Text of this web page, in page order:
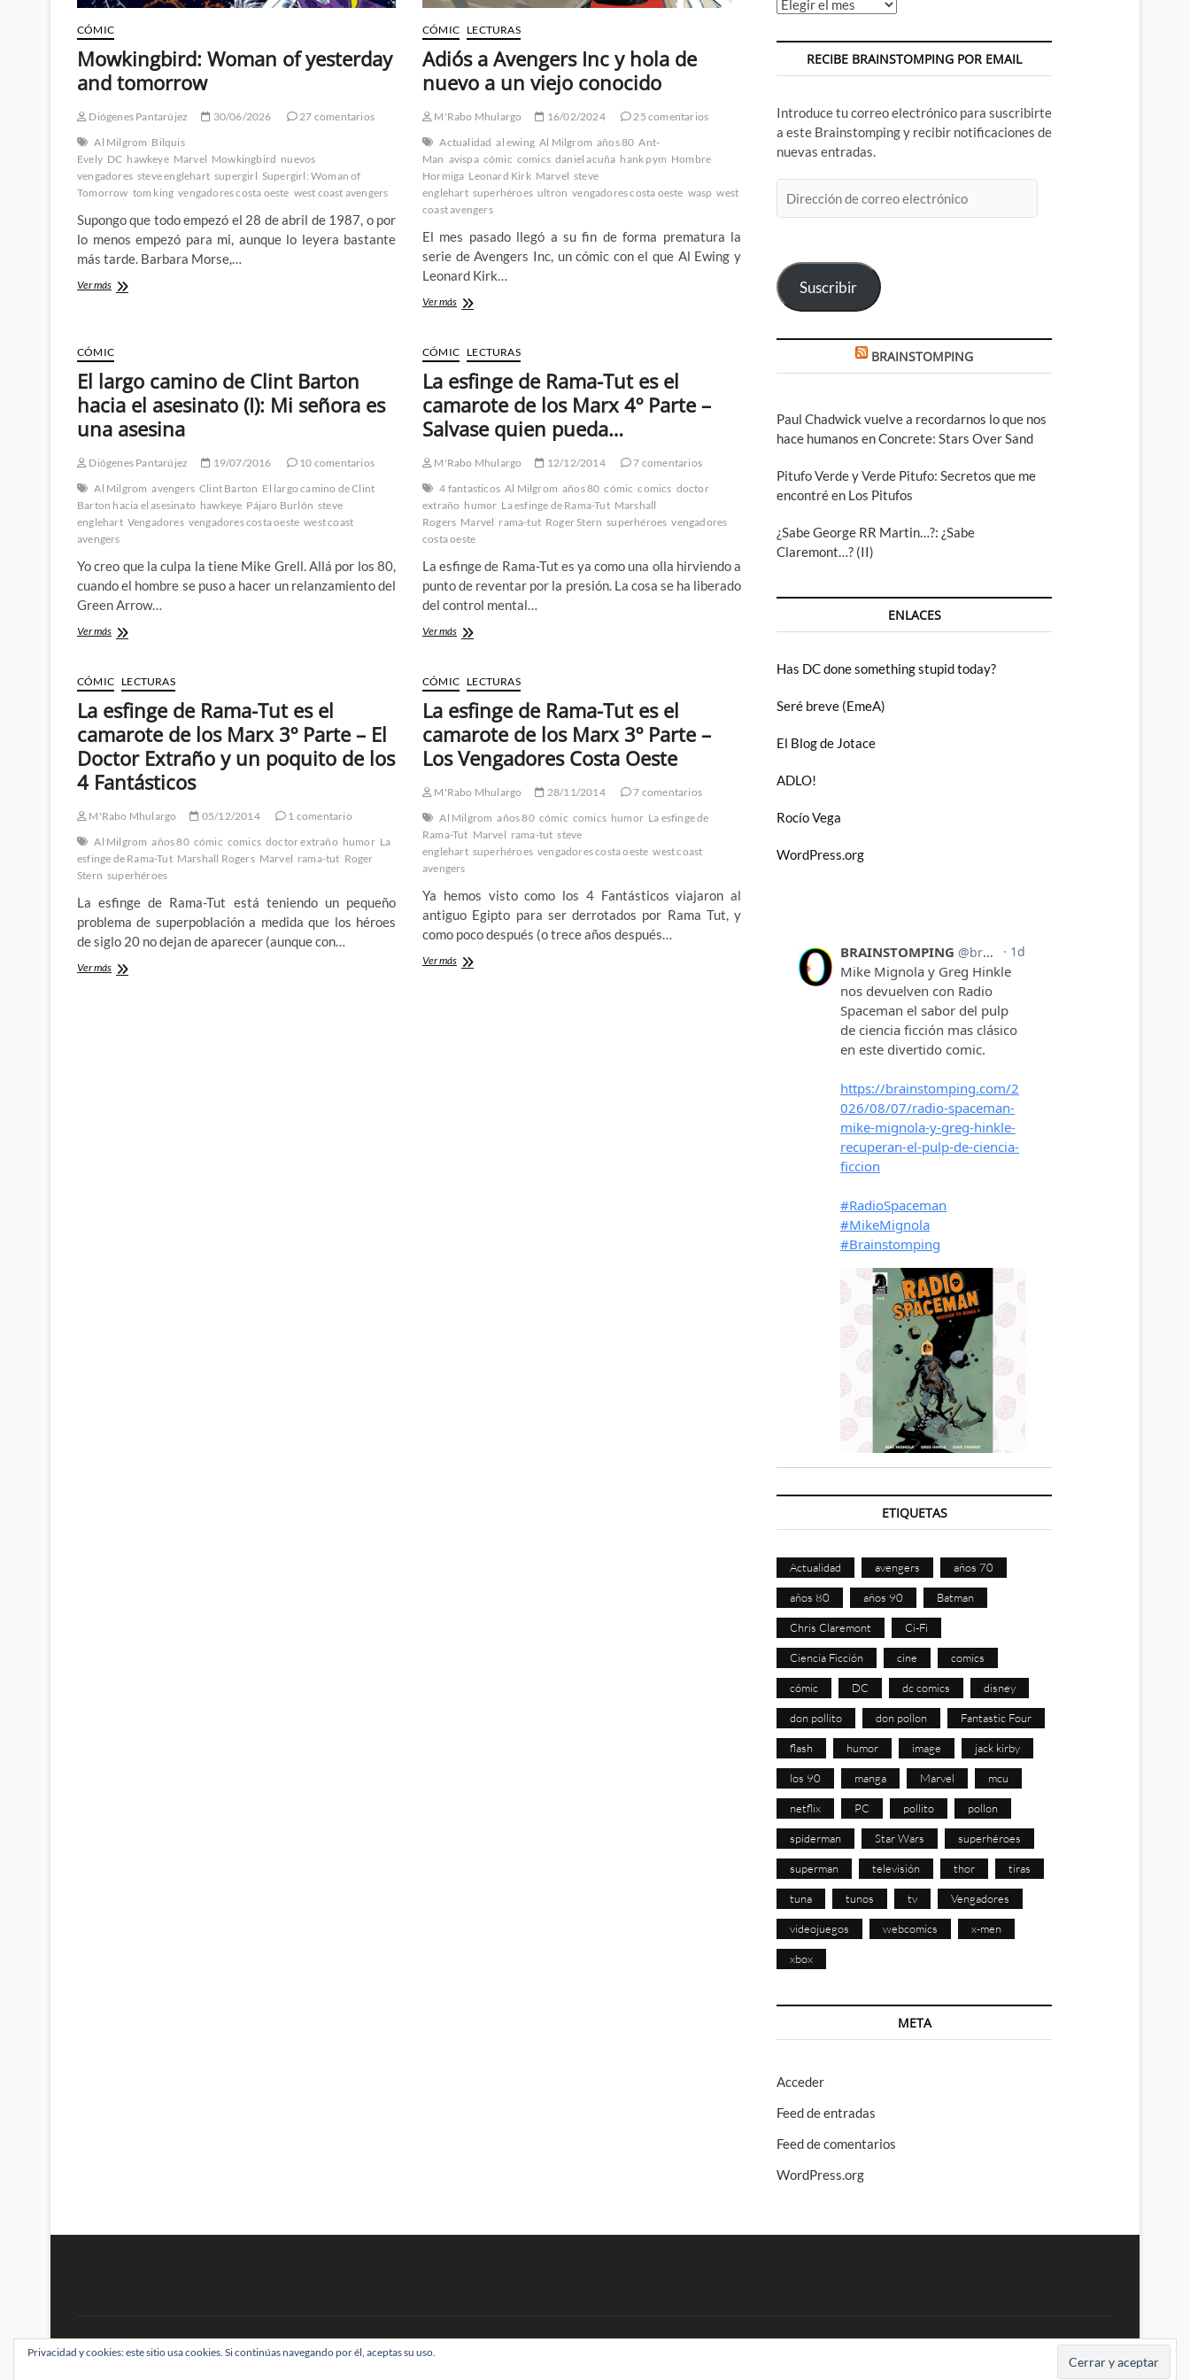
CÓMIC
Mowkingbird: Woman of yesterday
and tomorrow
Diógenes Pantarújez 30/06/2026
27 comentarios
Al Milgrom Bilquis
Evely DC hawkeye Marvel Mowkingbird nuevos
vengadores steve englehart supergirl Supergirl: Woman of
Tomorrow tom king vengadores costa oeste west coast avengers
Supongo que todo empezó el 28 de abril de 1987, o por
lo menos empezó para mi, aunque lo leyera bastante
más tarde. Barbara Morse,…
Ver másMowkingbird:
and
tomorrow
CÓMIC LECTURAS
Adiós a Avengers Inc y hola de
nuevo a un viejo conocido
M'Rabo Mhulargo 16/02/2024
25 comentarios
Actualidad al ewing Al Milgrom años 80 Ant-
Man avispa cómic comics daniel acuña hank pym Hombre
Hormiga Leonard Kirk Marvel steve
englehart superhéroes ultron vengadores costa oeste wasp west
coast avengers
El mes pasado llegó a su fin de forma prematura la
serie de Avengers Inc, un cómic con el que Al Ewing y
Leonard Kirk…
Ver másAdiós
Inc
y
hola
nuevo
a
viejo
CÓMIC
El largo camino de Clint Barton
hacia el asesinato (I): Mi señora es
una asesina
Diógenes Pantarújez 19/07/2016
10 comentarios
Al Milgrom avengers Clint Barton El largo camino de Clint
Barton hacia el asesinato hawkeye Pájaro Burlón steve
englehart Vengadores vengadores costa oeste west coast
avengers
Yo creo que la culpa la tiene Mike Grell. Allá por los 80,
cuando el hombre se puso a hacer un relanzamiento del
Green Arrow…
Ver másEl
de
Clint
Barton
el
asesinato
Mi
es
una
asesina
CÓMIC LECTURAS
La esfinge de Rama-Tut es el
camarote de los Marx 4º Parte –
Salvase quien pueda…
M'Rabo Mhulargo 12/12/2014
7 comentarios
4 fantasticos Al Milgrom años 80 cómic comics doctor
extraño humor La esfinge de Rama-Tut Marshall
Rogers Marvel rama-tut Roger Stern superhéroes vengadores
costa oeste
La esfinge de Rama-Tut es ya como una olla hirviendo a
punto de reventar por la presión. La cosa se ha liberado
del control mental…
Ver másLa
Rama-
Tut
es
camarote
de
Marx
Parte
–
Salvase
quien
CÓMIC LECTURAS
La esfinge de Rama-Tut es el
camarote de los Marx 3º Parte – El
Doctor Extraño y un poquito de los
4 Fantásticos
M'Rabo Mhulargo 05/12/2014
1 comentario
Al Milgrom años 80 cómic comics doctor extraño humor La
esfinge de Rama-Tut Marshall Rogers Marvel rama-tut Roger
Stern superhéroes
La esfinge de Rama-Tut está teniendo un pequeño
problema de superpoblación a medida que los héroes
de siglo 20 no dejan de aparecer (aunque con…
Ver másLa
CÓMIC LECTURAS
La esfinge de Rama-Tut es el
camarote de los Marx 3º Parte –
Los Vengadores Costa Oeste
M'Rabo Mhulargo 28/11/2014
7 comentarios
Al Milgrom años 80 cómic comics humor La esfinge de
Rama-Tut Marvel rama-tut steve
englehart superhéroes vengadores costa oeste west coast
avengers
Ya hemos visto como los 4 Fantásticos viajaron al
antiguo Egipto para ser derrotados por Rama Tut, y
como poco después (o trece años después…
Ver másLa
Archivos
RECIBE BRAINSTOMPING POR EMAIL
Introduce tu correo electrónico para suscribirte
a este Brainstomping y recibir notificaciones de
nuevas entradas.
de
Suscribir
BRAINSTOMPING
Paul Chadwick vuelve a recordarnos lo que nos
hace humanos en Concrete: Stars Over Sand
Pitufo Verde y Verde Pitufo: Secretos que me
encontré en Los Pitufos
¿Sabe George RR Martin…?: ¿Sabe
Claremont…? (II)
ENLACES
Has DC done something stupid today?
Seré breve (EmeA)
El Blog de Jotace
ADLO!
Rocío Vega
WordPress.org
ETIQUETAS
Actualidad avengers años 70
años 80 años 90 Batman
Chris Claremont Ci-Fi
Ciencia Ficción cine comics
cómic DC dc comics disney
don pollito don pollon Fantastic Four
flash humor image jack kirby
los 90 manga Marvel mcu
netflix PC pollito pollon
spiderman Star Wars superhéroes
superman televisión thor tiras
tuna tunos tv Vengadores
videojuegos webcomics x-men
xbox
META
Acceder
Feed de entradas
Feed de comentarios
WordPress.org
BRAINSTOMPING| Diseñado por:Theme Freesia|WordPress| © Todos los derechos reservados
Privacidad y cookies: este sitio usa cookies. Si continúas navegando por él, aceptas su uso.